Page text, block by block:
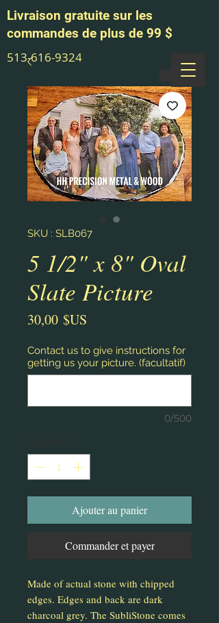
513-616-9324
Livraison gratuite sur les
commandes de plus de 99 $
SKU : SLB067
5 1/2" x 8" Oval
Slate Picture
30,00 $US
Contact us to give instructions for
getting us your picture. (facultatif)
0/500
Ajouter au panier
Commander et payer
Made of actual stone with chipped
edges. Edges and back are dark
charcoal grey. The SubliStone comes